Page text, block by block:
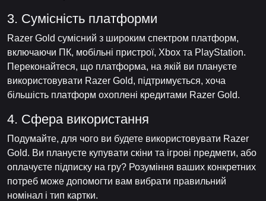
3. Сумісність платформи
Razer Gold сумісний з широким спектром платформ,
включаючи ПК, мобільні пристрої, Xbox та PlayStation.
Переконайтеся, що платформа, на якій ви плануєте
використовувати Razer Gold, підтримується, хоча
більшість платформ охоплені кредитами Razer Gold.
4. Сфера використання
Подумайте, для чого ви будете використовувати Razer
Gold. Ви плануєте купувати скіни та ігрові предмети, або
оплачуєте підписку на гру? Розуміння ваших конкретних
потреб може допомогти вам вибрати правильний
номінал і тип картки.